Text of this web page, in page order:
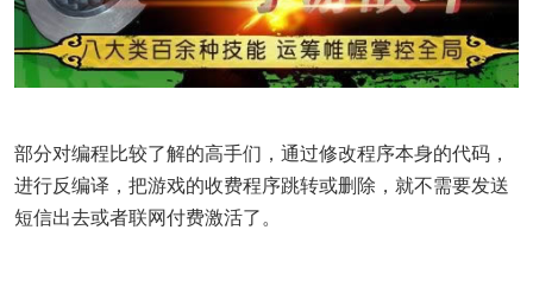
部分对编程比较了解的高手们，通过修改程序本身的代码，
进行反编译，把游戏的收费程序跳转或删除，就不需要发送
短信出去或者联网付费激活了。